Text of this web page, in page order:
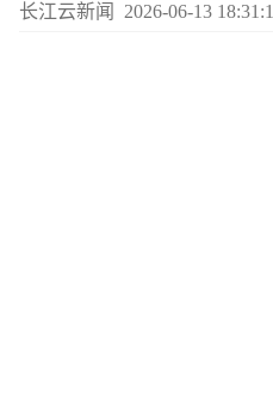
长江云新闻 2026-06-13